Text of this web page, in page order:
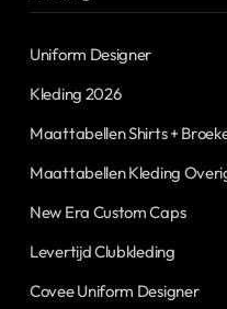
Uniform Designer
Kleding 2026
Maattabellen Shirts +
Maattabellen Kleding
New Era Custom Caps
Levertijd Clubkleding
Covee Uniform Designer